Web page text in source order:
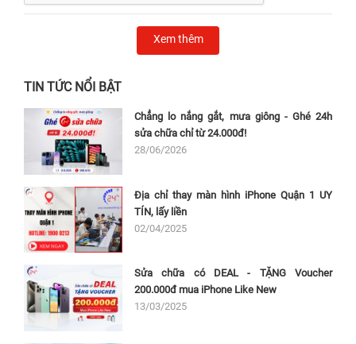
Xem thêm
TIN TỨC NỔI BẬT
Chẳng lo nắng gắt, mưa giông - Ghé 24h
sửa chữa chỉ từ 24.000đ!
28/06/2026
Địa chỉ thay màn hình iPhone Quận 1 UY
TÍN, lấy liền
02/04/2025
Sửa chữa có DEAL - TẶNG Voucher
200.000đ mua iPhone Like New
13/03/2025